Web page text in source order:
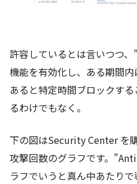
許容しているとは言いつつ
機能を有効化し、ある期間
あると特定時間ブロックす
るわけでもなく。
下の図はSecurity Center を
攻撃回数のグラフです。
ラフでいうと真ん中あたり